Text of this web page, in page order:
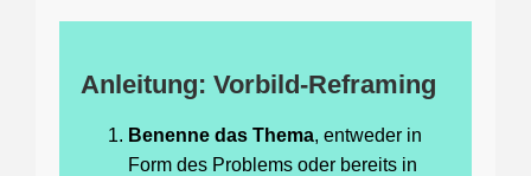
Anleitung: Vorbild-Reframing
Benenne das Thema, entweder in
Form des Problems oder bereits in